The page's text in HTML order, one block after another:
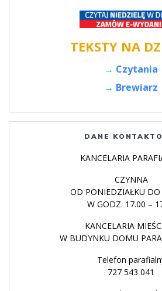
TEKSTY NA
→ Czytania
→ Brewiarz
DANE
KANCELARIA
CZYNNA
OD PONIEDZIAŁKU DO
W GODZ. 17.00 –
KANCELARIA
W BUDYNKU DOMU
Telefon
727 543 041